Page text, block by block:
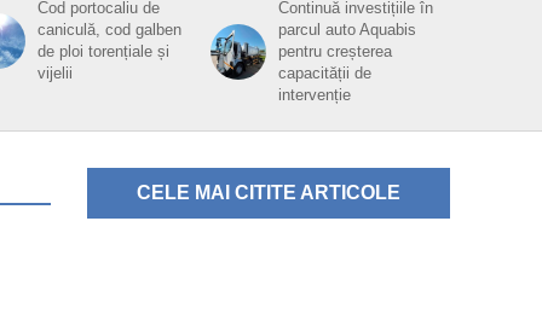
Cod portocaliu de
caniculă, cod galben
de ploi torențiale și
vijelii
Continuă investițiile în
parcul auto Aquabis
pentru creșterea
capacității de
intervenție
CELE MAI CITITE ARTICOLE